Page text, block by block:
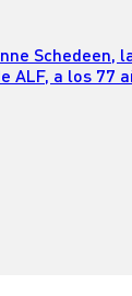
Schedeen,
ALF, a los 77